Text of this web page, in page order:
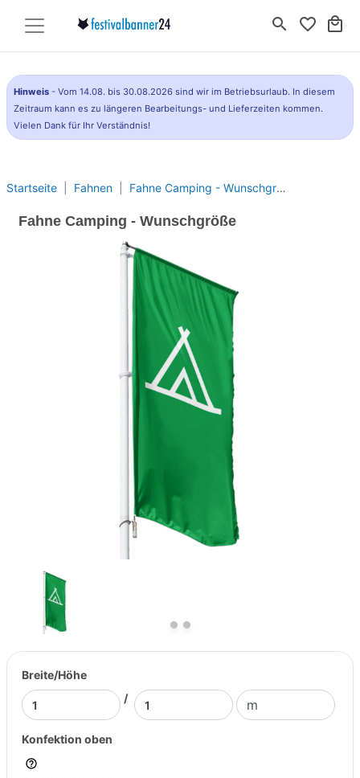
search favorite_border local_mall
Hinweis - Vom 14.08. bis 30.08.2026 sind wir im Betriebsurlaub. In diesem
Zeitraum kann es zu längeren Bearbeitungs- und Lieferzeiten kommen.
Vielen Dank für Ihr Verständnis!
Startseite Fahnen Fahne Camping - Wunschgröße
Fahne Camping - Wunschgröße
Breite/Höhe
/
Konfektion oben